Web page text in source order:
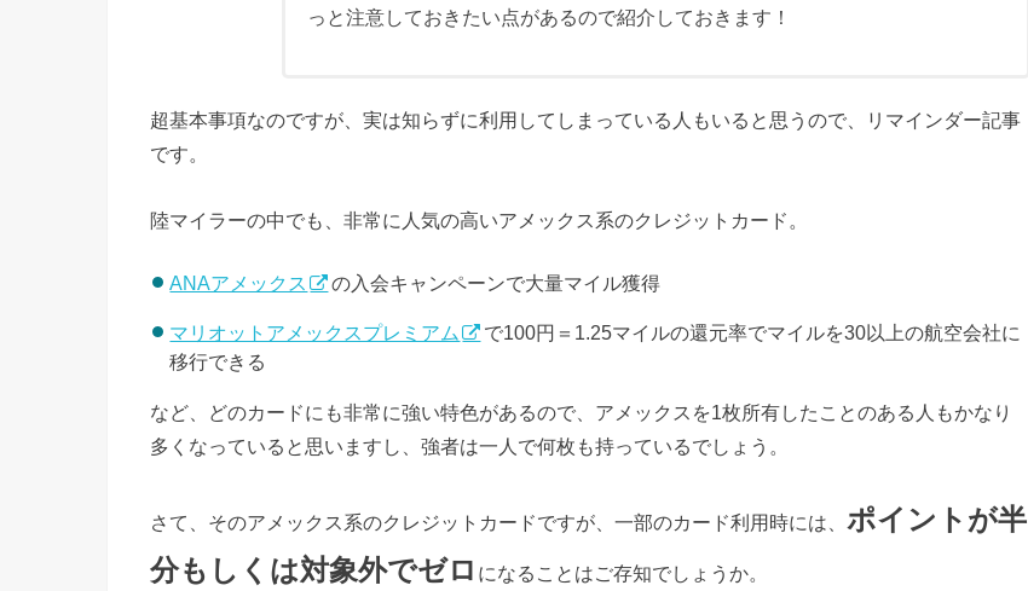
っと注意しておきたい点があるので紹介しておきます！
超基本事項なのですが、実は知らずに利用してしまっている人もいると思うので、リマインダー記事
です。
陸マイラーの中でも、非常に人気の高いアメックス系のクレジットカード。
ANAアメックス の入会キャンペーンで大量マイル獲得
マリオットアメックスプレミアム
で100円＝1.25マイルの還元率でマイルを30以上の航空会社に
移行できる
など、どのカードにも非常に強い特色があるので、アメックスを1枚所有したことのある人もかなり
多くなっていると思いますし、強者は一人で何枚も持っているでしょう。
さて、そのアメックス系のクレジットカードですが、一部のカード利用時には、 ポイントが半
分もしくは対象外でゼロ になることはご存知でしょうか。